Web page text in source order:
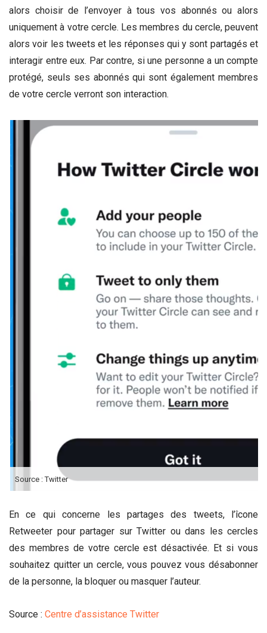
alors choisir de l’envoyer à tous vos abonnés ou alors
uniquement à votre cercle. Les membres du cercle, peuvent
alors voir les tweets et les réponses qui y sont partagés et
interagir entre eux. Par contre, si une personne a un compte
protégé, seuls ses abonnés qui sont également membres
de votre cercle verront son interaction.
Source : Twitter
En ce qui concerne les partages des tweets, l’îcone
Retweeter pour partager sur Twitter ou dans les cercles
des membres de votre cercle est désactivée. Et si vous
souhaitez quitter un cercle, vous pouvez vous désabonner
de la personne, la bloquer ou masquer l’auteur.
Source : Centre d’assistance Twitter